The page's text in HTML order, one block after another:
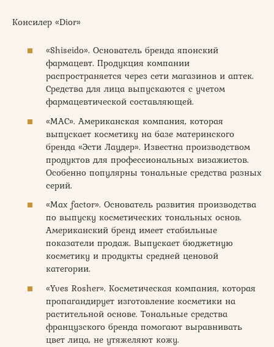
Консилер «Dior»
«Shiseido». Основатель бренда японский
фармацевт. Продукция компании
распространяется через сети магазинов и аптек.
Средства для лица выпускаются с учетом
фармацевтической составляющей.
«MAC». Американская компания, которая
выпускает косметику на базе материнского
бренда «Эсти Лаудер». Известна производством
продуктов для профессиональных визажистов.
Особенно популярны тональные средства разных
серий.
«Max factor». Основатель развития производства
по выпуску косметических тональных основ.
Американский бренд имеет стабильные
показатели продаж. Выпускает бюджетную
косметику и продукты средней ценовой
категории.
«Yves Rosher». Косметическая компания, которая
пропагандирует изготовление косметики на
растительной основе. Тональные средства
французского бренда помогают выравнивать
цвет лица, не утяжеляют кожу.